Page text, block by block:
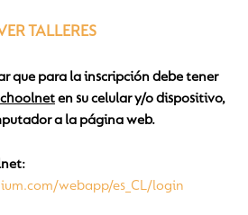
TALLERES
que para la inscripción debe tener
en su celular y/o dispositivo,
a la página web.
webapp/es_CL/login